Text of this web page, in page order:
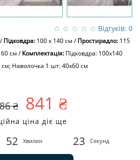
Відгуків: 0
/Підковдра: 100 x 140 см /Простирадло: 115
см /Комплектація: Підковдра: 100x140
Наволочка 1 шт: 40х60 см
₴ 841 ₴
ціна діє ще
52 Хвилин 23 Секунд